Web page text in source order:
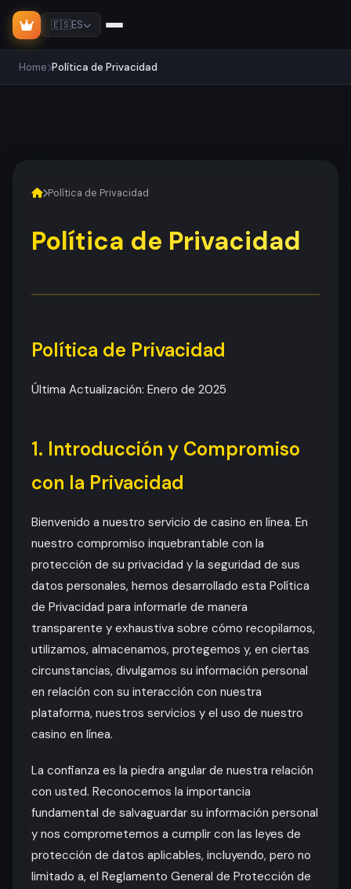
🇪🇸ES
Home Política de Privacidad
Política de Privacidad
Política de Privacidad
Política de Privacidad
Última Actualización: Enero de 2025
1. Introducción y Compromiso
con la Privacidad
Bienvenido a nuestro servicio de casino en línea. En
nuestro compromiso inquebrantable con la
protección de su privacidad y la seguridad de sus
datos personales, hemos desarrollado esta Política
de Privacidad para informarle de manera
transparente y exhaustiva sobre cómo recopilamos,
utilizamos, almacenamos, protegemos y, en ciertas
circunstancias, divulgamos su información personal
en relación con su interacción con nuestra
plataforma, nuestros servicios y el uso de nuestro
casino en línea.
La confianza es la piedra angular de nuestra relación
con usted. Reconocemos la importancia
fundamental de salvaguardar su información personal
y nos comprometemos a cumplir con las leyes de
protección de datos aplicables, incluyendo, pero no
limitado a, el Reglamento General de Protección de